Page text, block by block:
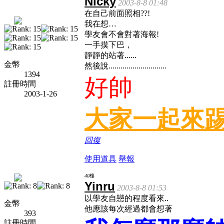
金幣
1394
註冊時間
2003-1-26
2003-8-8 01:48
在自己前面照相??!
我在想…
學友會不會對著海報!
一手摸下巴，
靜靜的站著......
然後說.............................
好帥
大家一起來
回復
使用道具 舉報
金幣
393
40樓
Yinru 2003-8-8 01:53
以學友自戀的程度看來..
他應該每次經過都會想著